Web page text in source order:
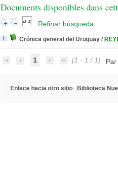
Documents disponibles dans
Refinar búsqueda
Crónica general del Uruguay /
1 (1 - 1 / 1)
Enlace hacia otro sitio Biblioteca